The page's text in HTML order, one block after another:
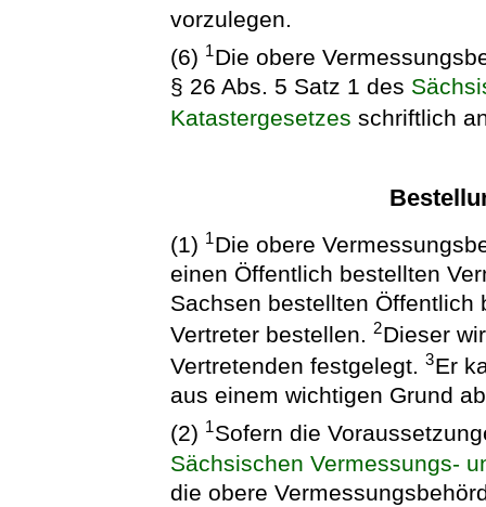
vorzulegen.
(6) 1Die obere
§ 26 Abs. 5 Satz 1 des
Katastergesetzes schriftlich
(1) 1Die obere
einen Öffentlich bestellten
Sachsen bestellten
Vertreter bestellen.2Dieser
Vertretenden festgelegt.3Er
aus einem wichtigen Grund
(2) 1Sofern die
Sächsischen Vermessungs-
die obere